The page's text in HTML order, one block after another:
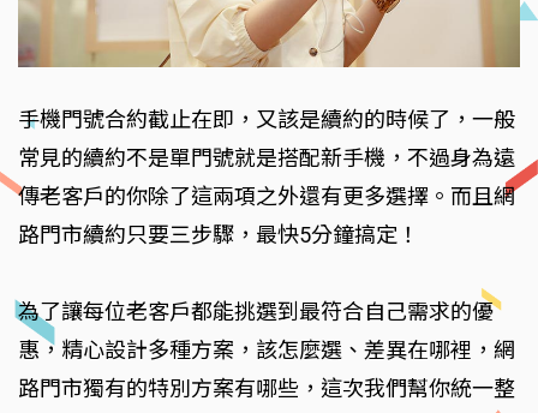
手機門號合約截止在即，又該是續約的時候了，一般
常見的續約不是單門號就是搭配新手機，不過身為遠
傳老客戶的你除了這兩項之外還有更多選擇。而且網
路門市續約只要三步驟，最快5分鐘搞定！
為了讓每位老客戶都能挑選到最符合自己需求的優
惠，精心設計多種方案，該怎麼選、差異在哪裡，網
路門市獨有的特別方案有哪些，這次我們幫你統一整